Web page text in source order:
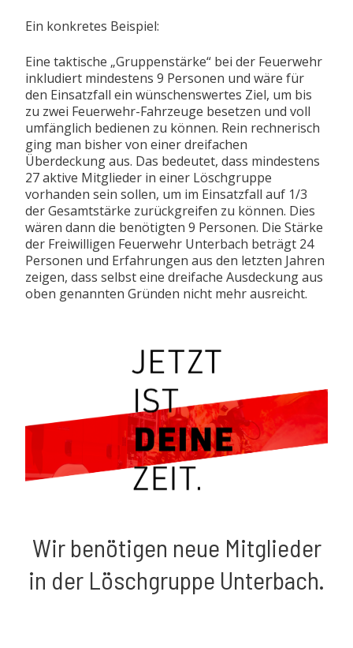
Ein konkretes Beispiel:
Eine taktische „Gruppenstärke“ bei der Feuerwehr
inkludiert mindestens 9 Personen und wäre für
den Einsatzfall ein wünschenswertes Ziel, um bis
zu zwei Feuerwehr-Fahrzeuge besetzen und voll
umfänglich bedienen zu können. Rein rechnerisch
ging man bisher von einer dreifachen
Überdeckung aus. Das bedeutet, dass mindestens
27 aktive Mitglieder in einer Löschgruppe
vorhanden sein sollen, um im Einsatzfall auf 1/3
der Gesamtstärke zurückgreifen zu können. Dies
wären dann die benötigten 9 Personen. Die Stärke
der Freiwilligen Feuerwehr Unterbach beträgt 24
Personen und Erfahrungen aus den letzten Jahren
zeigen, dass selbst eine dreifache Ausdeckung aus
oben genannten Gründen nicht mehr ausreicht.
Wir benötigen neue Mitglieder
in der Löschgruppe Unterbach.